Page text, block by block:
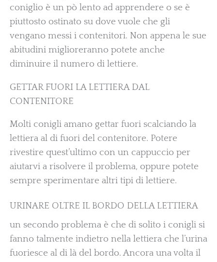
coniglio è un pò lento ad apprendere o se è
piuttosto ostinato su dove vuole che gli
vengano messi i contenitori. Non appena le sue
abitudini miglioreranno potete anche
diminuire il numero di lettiere.
GETTAR FUORI LA LETTIERA DAL
CONTENITORE
Molti conigli amano gettar fuori scalciando la
lettiera al di fuori del contenitore. Potere
rivestire quest’ultimo con un cappuccio per
aiutarvi a risolvere il problema, oppure potete
sempre sperimentare altri tipi di lettiere.
URINARE OLTRE IL BORDO DELLA LETTIERA
un secondo problema è che di solito i conigli si
fanno talmente indietro nella lettiera che l’urina
fuoriesce al di là del bordo. Ancora una volta il